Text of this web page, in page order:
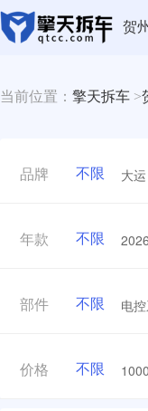
贺州
当前位置： 擎天拆车 >
品牌 不限 大运
年款 不限
部件 不限 电
价格 不限